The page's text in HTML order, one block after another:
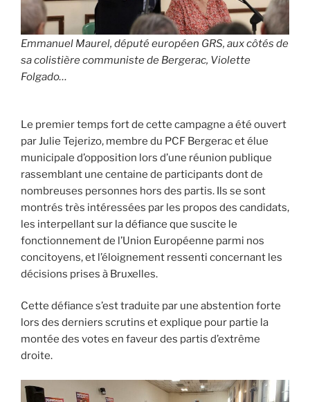
Emmanuel Maurel, député européen GRS, aux côtés de
sa colistière communiste de Bergerac, Violette
Folgado…
Le premier temps fort de cette campagne a été ouvert
par Julie Tejerizo, membre du PCF Bergerac et élue
municipale d’opposition lors d’une réunion publique
rassemblant une centaine de participants dont de
nombreuses personnes hors des partis. Ils se sont
montrés très intéressées par les propos des candidats,
les interpellant sur la défiance que suscite le
fonctionnement de l’Union Européenne parmi nos
concitoyens, et l’éloignement ressenti concernant les
décisions prises à Bruxelles.
Cette défiance s’est traduite par une abstention forte
lors des derniers scrutins et explique pour partie la
montée des votes en faveur des partis d’extrême
droite.